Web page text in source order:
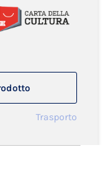
Trasporto